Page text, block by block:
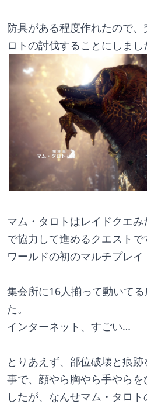
防具がある程度作れたので
ロトの討伐することにしまし
マム・タロトはレイドクエ
で協力して進めるクエストで
ワールドの初のマルチプレイ
集会所に16人揃って動いて
た。
インターネット、すごい…
とりあえず、部位破壊と痕
事で、顔やら胸やら手やらを
したが、なんせマム・タロ